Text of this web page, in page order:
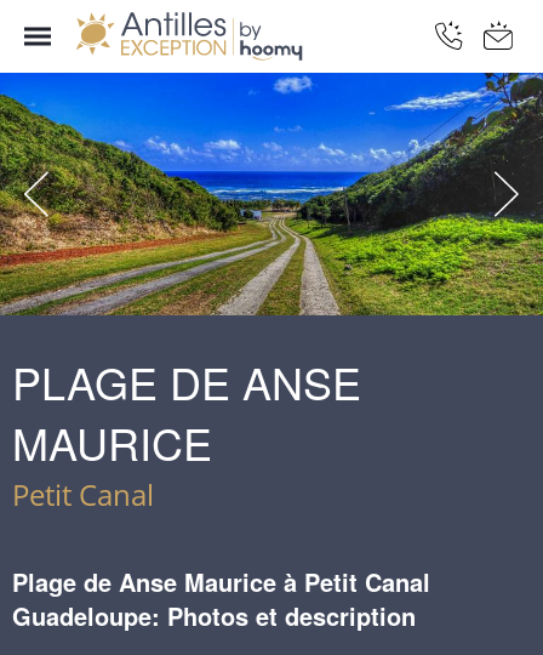
PLAGE DE ANSE
MAURICE
Petit Canal
Plage de Anse Maurice à Petit Canal
Guadeloupe: Photos et description